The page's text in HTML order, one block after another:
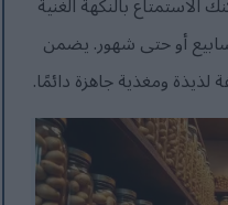
أو حتى شهور. يضمن
ومغذية جاهزة دائمًا.